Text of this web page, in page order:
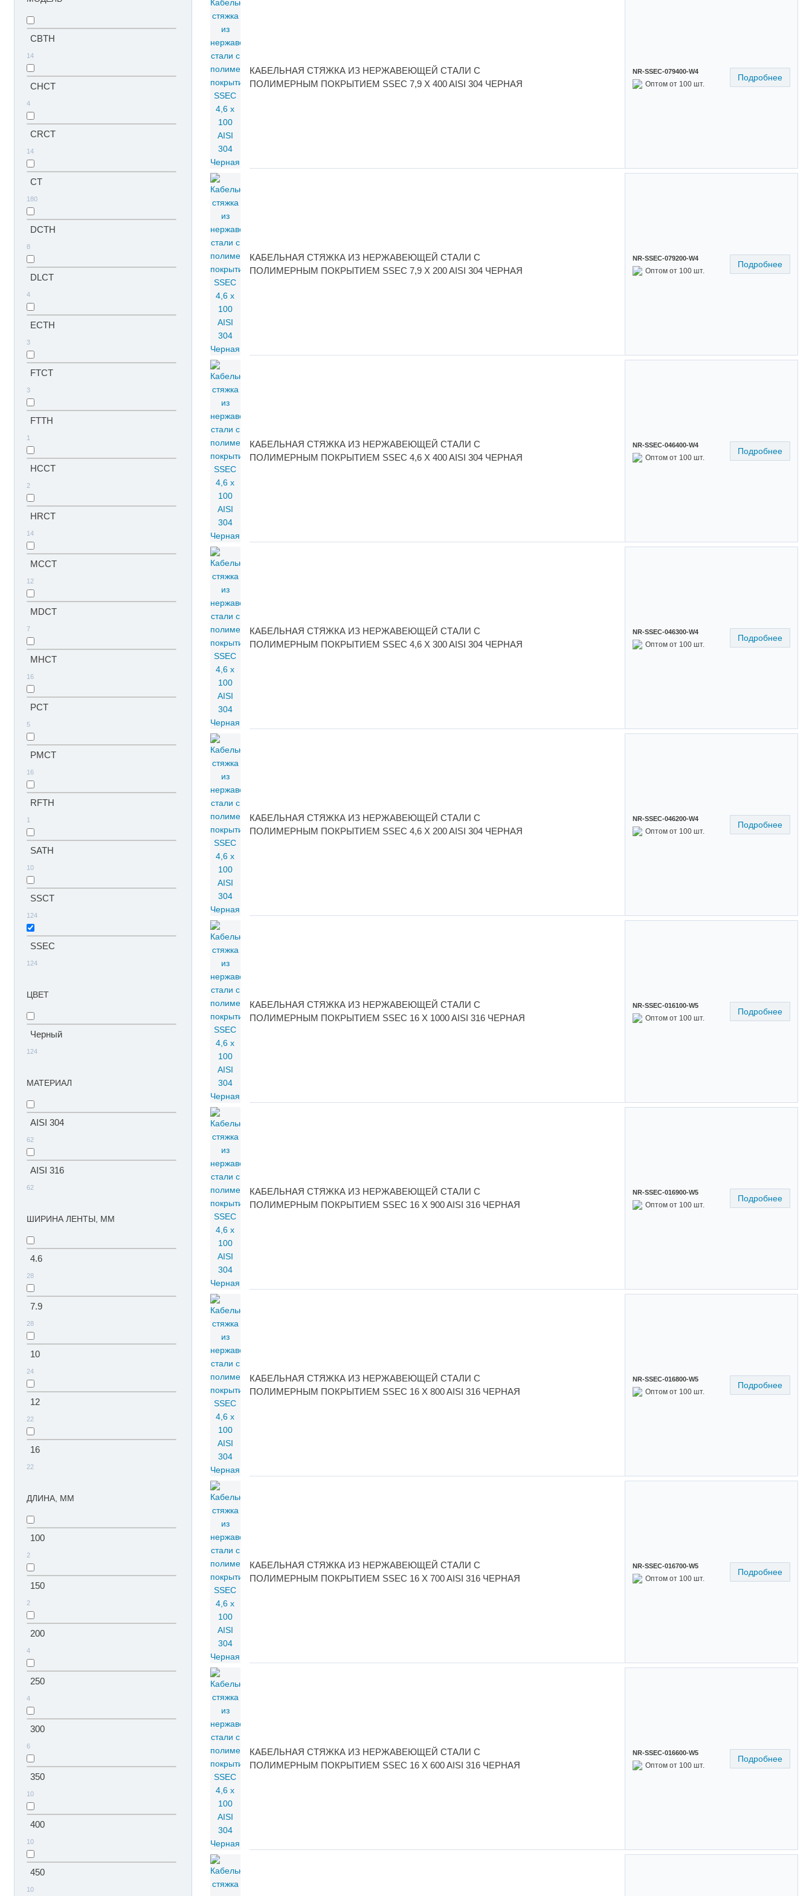
CBTH
14
CHCT
4
CRCT
14
CT
180
DCTH
8
DLCT
4
ECTH
3
FTCT
3
FTTH
1
HCCT
2
HRCT
14
MCCT
12
MDCT
7
MHCT
16
PCT
5
PMCT
16
RFTH
1
SATH
10
SSCT
124
SSEC
124
ЦВЕТ
Черный
124
МАТЕРИАЛ
AISI 304
62
AISI 316
62
ШИРИНА ЛЕНТЫ, ММ
4.6
28
7.9
28
10
24
12
22
16
22
ДЛИНА, ММ
100
2
150
2
200
4
250
4
300
6
350
10
400
10
450
10
КАБЕЛЬНАЯ СТЯЖКА ИЗ НЕРЖАВЕЮЩЕЙ СТАЛИ С
ПОЛИМЕРНЫМ ПОКРЫТИЕМ SSEC 7,9 X 400 AISI 304 ЧЕРНАЯ
NR-SSEC-079400-W4
Оптом от 100 шт.
Подробнее
КАБЕЛЬНАЯ СТЯЖКА ИЗ НЕРЖАВЕЮЩЕЙ СТАЛИ С
ПОЛИМЕРНЫМ ПОКРЫТИЕМ SSEC 7,9 X 200 AISI 304 ЧЕРНАЯ
NR-SSEC-079200-W4
Оптом от 100 шт.
Подробнее
КАБЕЛЬНАЯ СТЯЖКА ИЗ НЕРЖАВЕЮЩЕЙ СТАЛИ С
ПОЛИМЕРНЫМ ПОКРЫТИЕМ SSEC 4,6 X 400 AISI 304 ЧЕРНАЯ
NR-SSEC-046400-W4
Оптом от 100 шт.
Подробнее
КАБЕЛЬНАЯ СТЯЖКА ИЗ НЕРЖАВЕЮЩЕЙ СТАЛИ С
ПОЛИМЕРНЫМ ПОКРЫТИЕМ SSEC 4,6 X 300 AISI 304 ЧЕРНАЯ
NR-SSEC-046300-W4
Оптом от 100 шт.
Подробнее
КАБЕЛЬНАЯ СТЯЖКА ИЗ НЕРЖАВЕЮЩЕЙ СТАЛИ С
ПОЛИМЕРНЫМ ПОКРЫТИЕМ SSEC 4,6 X 200 AISI 304 ЧЕРНАЯ
NR-SSEC-046200-W4
Оптом от 100 шт.
Подробнее
КАБЕЛЬНАЯ СТЯЖКА ИЗ НЕРЖАВЕЮЩЕЙ СТАЛИ С
ПОЛИМЕРНЫМ ПОКРЫТИЕМ SSEC 16 X 1000 AISI 316 ЧЕРНАЯ
NR-SSEC-016100-W5
Оптом от 100 шт.
Подробнее
КАБЕЛЬНАЯ СТЯЖКА ИЗ НЕРЖАВЕЮЩЕЙ СТАЛИ С
ПОЛИМЕРНЫМ ПОКРЫТИЕМ SSEC 16 X 900 AISI 316 ЧЕРНАЯ
NR-SSEC-016900-W5
Оптом от 100 шт.
Подробнее
КАБЕЛЬНАЯ СТЯЖКА ИЗ НЕРЖАВЕЮЩЕЙ СТАЛИ С
ПОЛИМЕРНЫМ ПОКРЫТИЕМ SSEC 16 X 800 AISI 316 ЧЕРНАЯ
NR-SSEC-016800-W5
Оптом от 100 шт.
Подробнее
КАБЕЛЬНАЯ СТЯЖКА ИЗ НЕРЖАВЕЮЩЕЙ СТАЛИ С
ПОЛИМЕРНЫМ ПОКРЫТИЕМ SSEC 16 X 700 AISI 316 ЧЕРНАЯ
NR-SSEC-016700-W5
Оптом от 100 шт.
Подробнее
КАБЕЛЬНАЯ СТЯЖКА ИЗ НЕРЖАВЕЮЩЕЙ СТАЛИ С
ПОЛИМЕРНЫМ ПОКРЫТИЕМ SSEC 16 X 600 AISI 316 ЧЕРНАЯ
NR-SSEC-016600-W5
Оптом от 100 шт.
Подробнее